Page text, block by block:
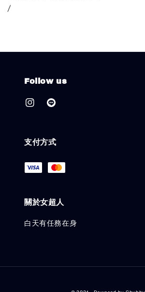
/
Follow us
支付方式
關於女超人
白天有任務在身